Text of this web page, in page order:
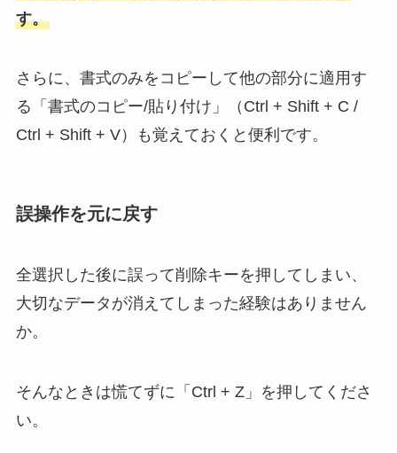
す。
さらに、書式のみをコピーして他の部分に適用す
る「書式のコピー/貼り付け」（Ctrl + Shift + C /
Ctrl + Shift + V）も覚えておくと便利です。
誤操作を元に戻す
全選択した後に誤って削除キーを押してしまい、
大切なデータが消えてしまった経験はありません
か。
そんなときは慌てずに「Ctrl + Z」を押してくださ
い。